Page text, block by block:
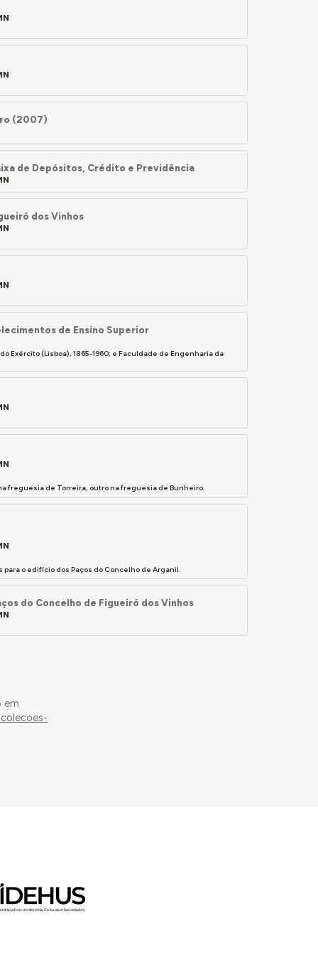
(2007)
de Depósitos, Crédito e Previdência
dos Vinhos
de Ensino Superior
Exército (Lisboa), 1865-1960; e Faculdade de Engenharia da
freguesia de Torreira, outro na freguesia de Bunheiro.
o edifício dos Paços do Concelho de Arganil.
do Concelho de Figueiró dos Vinhos
em